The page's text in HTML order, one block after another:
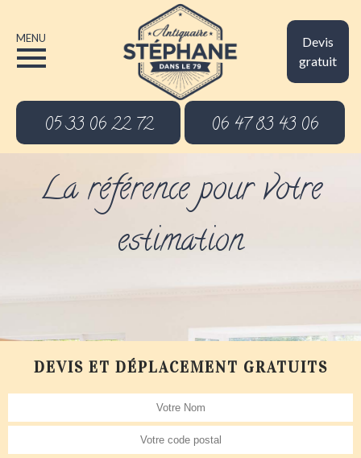
Devis
gratuit
MENU
05 33 06 22 72 06 47 83 43 06
La référence pour votre
estimation
DEVIS ET DÉPLACEMENT GRATUITS